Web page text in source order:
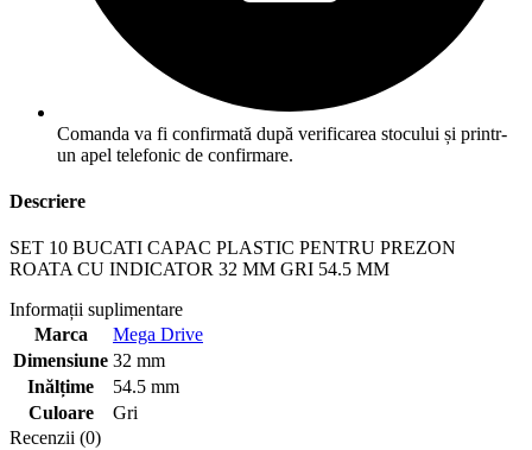
Comanda va fi confirmată după verificarea stocului și printr-
un apel telefonic de confirmare.
Descriere
SET 10 BUCATI CAPAC PLASTIC PENTRU PREZON
ROATA CU INDICATOR 32 MM GRI 54.5 MM
Informații suplimentare
Marca
Mega Drive
Dimensiune 32 mm
Inălțime
54.5 mm
Culoare
Gri
Recenzii (0)